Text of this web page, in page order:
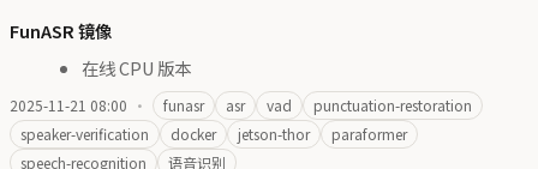
FunASR 镜像
在线 CPU 版本
2025-11-21 08:00 · funasr asr vad
punctuation-restoration
speaker-verification
docker jetson-thor
paraformer
speech-recognition
语音识别